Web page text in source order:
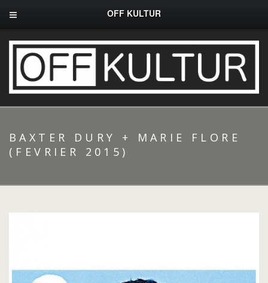
OFF KULTUR
BAXTER DURY + MARIE FLORE
(FEVRIER 2015)